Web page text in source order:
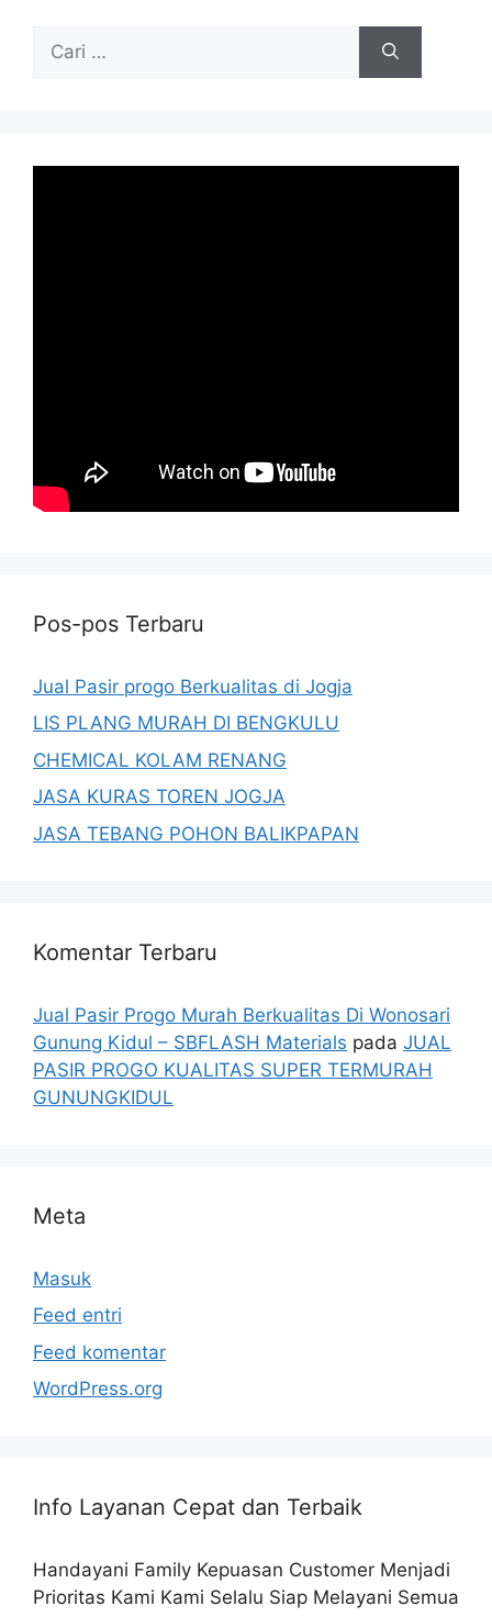
untuk:
Pos-pos Terbaru
Jual Pasir progo Berkualitas di Jogja
LIS PLANG MURAH DI BENGKULU
CHEMICAL KOLAM RENANG
JASA KURAS TOREN JOGJA
JASA TEBANG POHON BALIKPAPAN
Komentar Terbaru
Jual Pasir Progo Murah Berkualitas Di Wonosari
Gunung Kidul – SBFLASH Materials pada JUAL
PASIR PROGO KUALITAS SUPER TERMURAH
GUNUNGKIDUL
Meta
Masuk
Feed entri
Feed komentar
WordPress.org
Info Layanan Cepat dan Terbaik
Handayani Family Kepuasan Customer Menjadi
Prioritas Kami Kami Selalu Siap Melayani Semua